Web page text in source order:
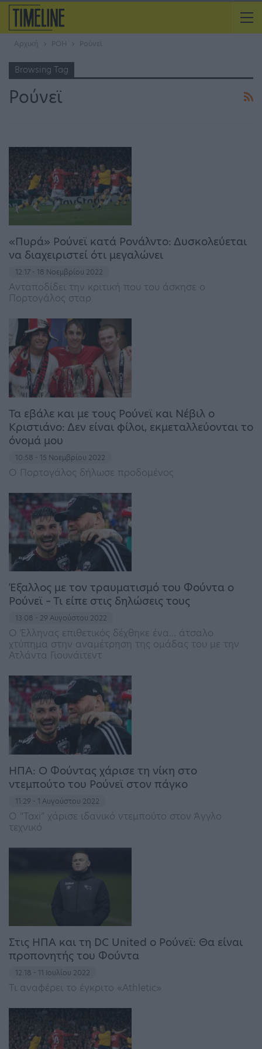
Αρχική ΡΟΗ Ρούνεϊ
Browsing Tag
Ρούνεϊ
«Πυρά» Ρούνεϊ κατά Ρονάλντο: Δυσκολεύεται
να διαχειριστεί ότι μεγαλώνει
12:17 - 18 Νοεμβρίου 2022
Ανταποδίδει την κριτική που του άσκησε ο
Πορτογάλος σταρ
Τα εβάλε και με τους Ρούνεϊ και Νέβιλ ο
Κριστιάνο: Δεν είναι φίλοι, εκμεταλλεύονται το
όνομά μου
10:58 - 15 Νοεμβρίου 2022
Ο Πορτογάλος δήλωσε προδομένος
Έξαλλος με τον τραυματισμό του Φούντα ο
Ρούνεϊ – Τι είπε στις δηλώσεις τους
13:08 - 29 Αυγούστου 2022
Ο Έλληνας επιθετικός δέχθηκε ένα… άτσαλο
χτύπημα στην αναμέτρηση της ομάδας του με την
Ατλάντα Γιουνάιτεντ
ΗΠΑ: Ο Φούντας χάρισε τη νίκη στο
ντεμπούτο του Ρούνεϊ στον πάγκο
11:29 - 1 Αυγούστου 2022
Ο “Taxi” χάρισε ιδανικό ντεμπούτο στον Άγγλο
τεχνικό
Στις ΗΠΑ και τη DC United ο Ρούνεϊ: Θα είναι
προπονητής του Φούντα
12:18 - 11 Ιουλίου 2022
Τι αναφέρει το έγκριτο «Athletic»